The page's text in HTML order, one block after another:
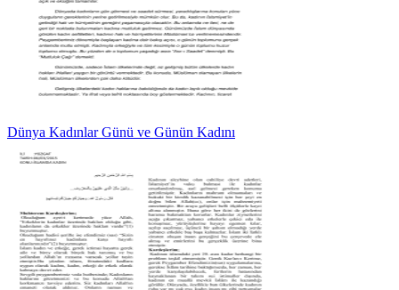
Dünya Kadınlar Günü ve Günün Kadını